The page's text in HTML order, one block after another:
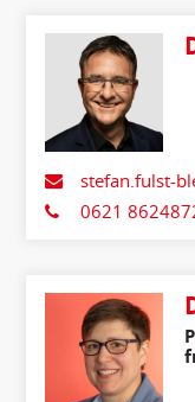
stefan.fulst-
0621